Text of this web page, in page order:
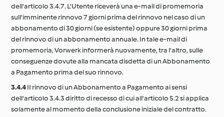
dell'articolo 3.4.7. L'Utente riceverà una e-mail di promemoria
sull'imminente rinnovo 7 giorni prima del rinnovo nel caso di un
abbonamento di 30 giorni (se esistente) oppure 30 giorni prima
del rinnovo di un abbonamento annuale. In tale e-mail di
promemoria, Vorwerk informerà nuovamente, tra l'altro, sulle
conseguenze dovute alla mancata disdetta di un Abbonamento
a Pagamento prima del suo rinnovo.
3.4.4II rinnovo di un Abbonamento a Pagamento ai sensi
dell'articolo 3.4.3 diritto di recesso di cui all'articolo 5.2 si applica
solamente al momento della conclusione iniziale del contratto.